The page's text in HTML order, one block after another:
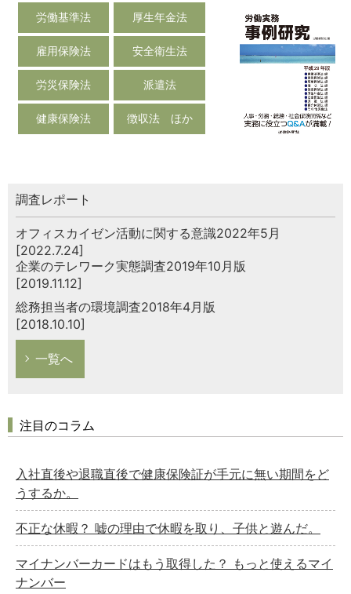
労働基準法 厚生年金法
雇用保険法 安全衛生法
労災保険法 派遣法
健康保険法 徴収法 ほか
調査レポート
オフィスカイゼン活動に関する意識2022年5月
[2022.7.24]
企業のテレワーク実態調査2019年10月版
[2019.11.12]
総務担当者の環境調査2018年4月版
[2018.10.10]
一覧へ
注目のコラム
入社直後や退職直後で健康保険証が手元に無い期間をど
うするか。
不正な休暇？ 嘘の理由で休暇を取り、子供と遊んだ。
マイナンバーカードはもう取得した？ もっと使えるマイ
ナンバー